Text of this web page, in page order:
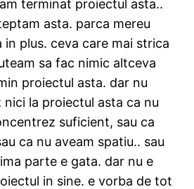
terminat proiectul asta..
asta. parca mereu
in plus. ceva care mai strica
sa fac nimic altceva
proiectul asta. dar nu
nici la proiectul asta ca nu
suficient, sau ca
ca nu aveam spatiu.. sau
parte e gata. dar nu e
in sine. e vorba de tot